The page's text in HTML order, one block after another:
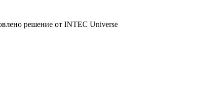
решение от INTEC Universe